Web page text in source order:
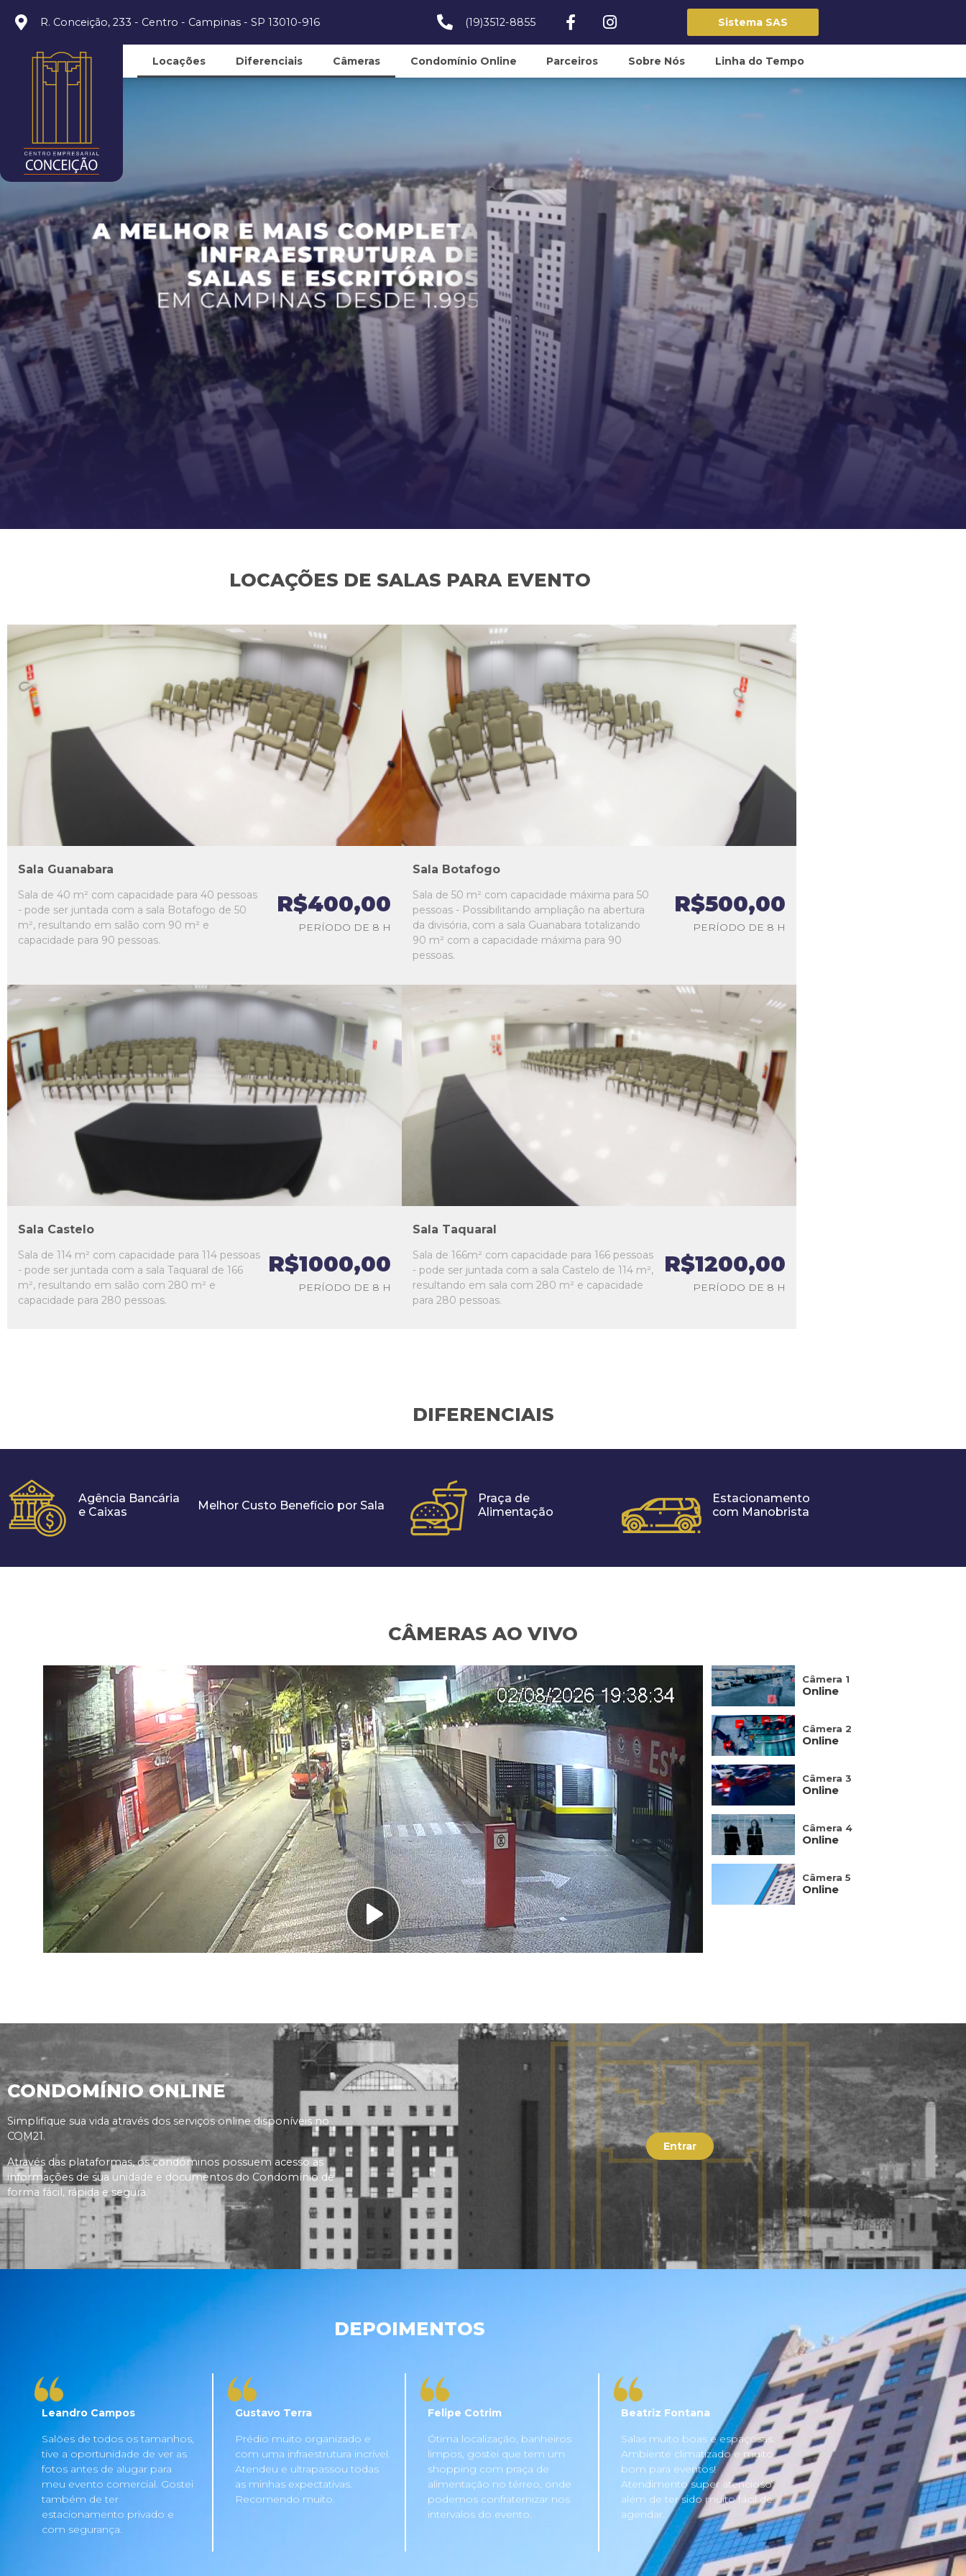
R. Conceição, 233 - Centro - Campinas - SP 13010-916 (19)3512-8855 Sistema SAS
Locações Diferenciais Câmeras Condomínio Online Parceiros Sobre Nós Linha do Tempo
LOCAÇÕES DE SALAS PARA EVENTO
L1
L2
L3
Sala Guanabara
Sala de 40 m² com capacidade para 40 pessoas
- pode ser juntada com a sala Botafogo de 50
m², resultando em salão com 90 m² e
capacidade para 90 pessoas.
R$400,00
PERÍODO DE 8 H
L3
L4
L5
Sala Botafogo
Sala de 50 m² com capacidade máxima para 50
pessoas - Possibilitando ampliação na abertura
da divisória, com a sala Guanabara totalizando
90 m² com a capacidade máxima para 90
pessoas.
R$500,00
PERÍODO DE 8 H
L1
L2
L3
L4
Sala Castelo
Sala de 114 m² com capacidade para 114 pessoas
- pode ser juntada com a sala Taquaral de 166
m², resultando em salão com 280 m² e
capacidade para 280 pessoas.
R$1000,00
PERÍODO DE 8 H
L1
L3
L4
L5
Sala Taquaral
Sala de 166m² com capacidade para 166 pessoas
- pode ser juntada com a sala Castelo de 114 m²,
resultando em sala com 280 m² e capacidade
para 280 pessoas.
R$1200,00
PERÍODO DE 8 H
DIFERENCIAIS
Agência Bancária
e Caixas
Melhor Custo Benefício por Sala
Praça de
Alimentação
Estacionamento
com Manobrista
CÂMERAS AO VIVO
Câmera 1
Online
Câmera 2
Online
Câmera 3
Online
Câmera 4
Online
Câmera 5
Online
CONDOMÍNIO ONLINE
Simplifique sua vida através dos serviços online disponíveis no
COM21.
Através das plataformas, os condôminos possuem acesso as
informações de sua unidade e documentos do Condomínio de
forma fácil, rápida e segura.
Entrar
DEPOIMENTOS
Salões de todos os tamanhos,
tive a oportunidade de ver as
fotos antes de alugar para
meu evento comercial. Gostei
também de ter
estacionamento privado e
com segurança.
Leandro Campos
Prédio muito organizado e
com uma infraestrutura incrível.
Atendeu e ultrapassou todas
as minhas expectativas.
Recomendo muito.
Gustavo Terra
Ótima localização, banheiros
limpos, gostei que tem um
shopping com praça de
alimentação no térreo, onde
podemos confraternizar nos
intervalos do evento.
Felipe Cotrim
Salas muito boas e espaçosas.
Ambiente climatizado e muito
bom para eventos!
Atendimento super atencioso
além de ter sido muito fácil de
agendar.
Beatriz Fontana